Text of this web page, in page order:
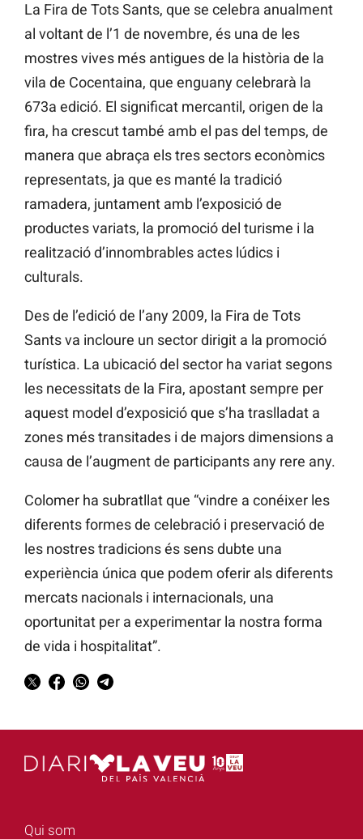
La Fira de Tots Sants, que se celebra anualment
al voltant de l’1 de novembre, és una de les
mostres vives més antigues de la història de la
vila de Cocentaina, que enguany celebrarà la
673a edició. El significat mercantil, origen de la
fira, ha crescut també amb el pas del temps, de
manera que abraça els tres sectors econòmics
representats, ja que es manté la tradició
ramadera, juntament amb l’exposició de
productes variats, la promoció del turisme i la
realització d’innombrables actes lúdics i
culturals.
Des de l’edició de l’any 2009, la Fira de Tots
Sants va incloure un sector dirigit a la promoció
turística. La ubicació del sector ha variat segons
les necessitats de la Fira, apostant sempre per
aquest model d’exposició que s’ha traslladat a
zones més transitades i de majors dimensions a
causa de l’augment de participants any rere any.
Colomer ha subratllat que “vindre a conéixer les
diferents formes de celebració i preservació de
les nostres tradicions és sens dubte una
experiència única que podem oferir als diferents
mercats nacionals i internacionals, una
oportunitat per a experimentar la nostra forma
de vida i hospitalitat”.
Qui som